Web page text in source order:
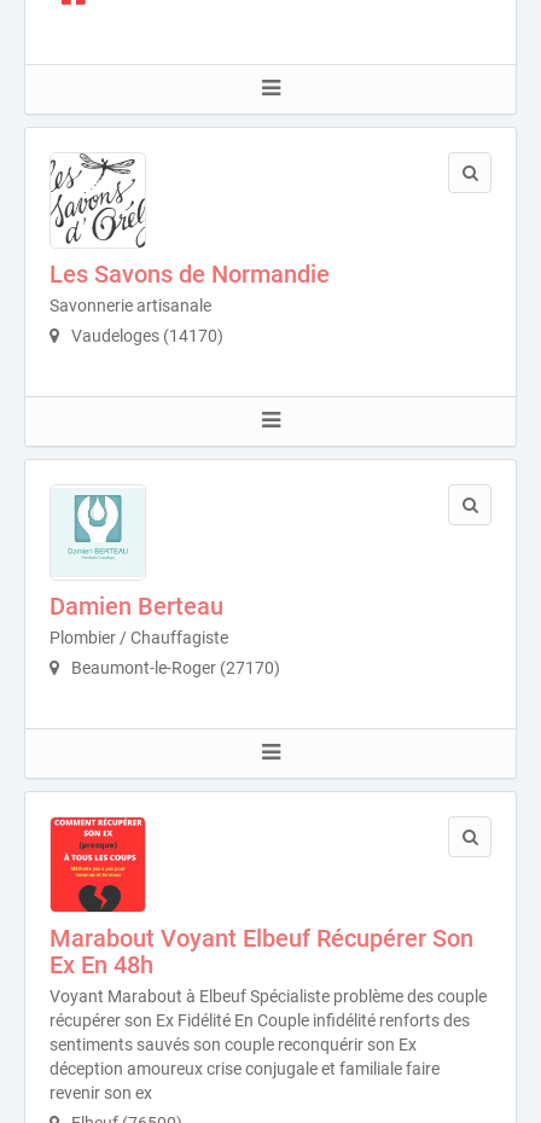
Les Savons de Normandie
Savonnerie artisanale
Vaudeloges (14170)
Damien Berteau
Plombier / Chauffagiste
Beaumont-le-Roger (27170)
Marabout Voyant Elbeuf Récupérer Son
Ex En 48h
Voyant Marabout à Elbeuf Spécialiste problème des couple
récupérer son Ex Fidélité En Couple infidélité renforts des
sentiments sauvés son couple reconquérir son Ex
déception amoureux crise conjugale et familiale faire
revenir son ex